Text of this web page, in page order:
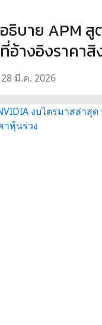
อธิบาย APM สู
ที่อ้างอิงราคาสิ
28 มี.ค. 2026